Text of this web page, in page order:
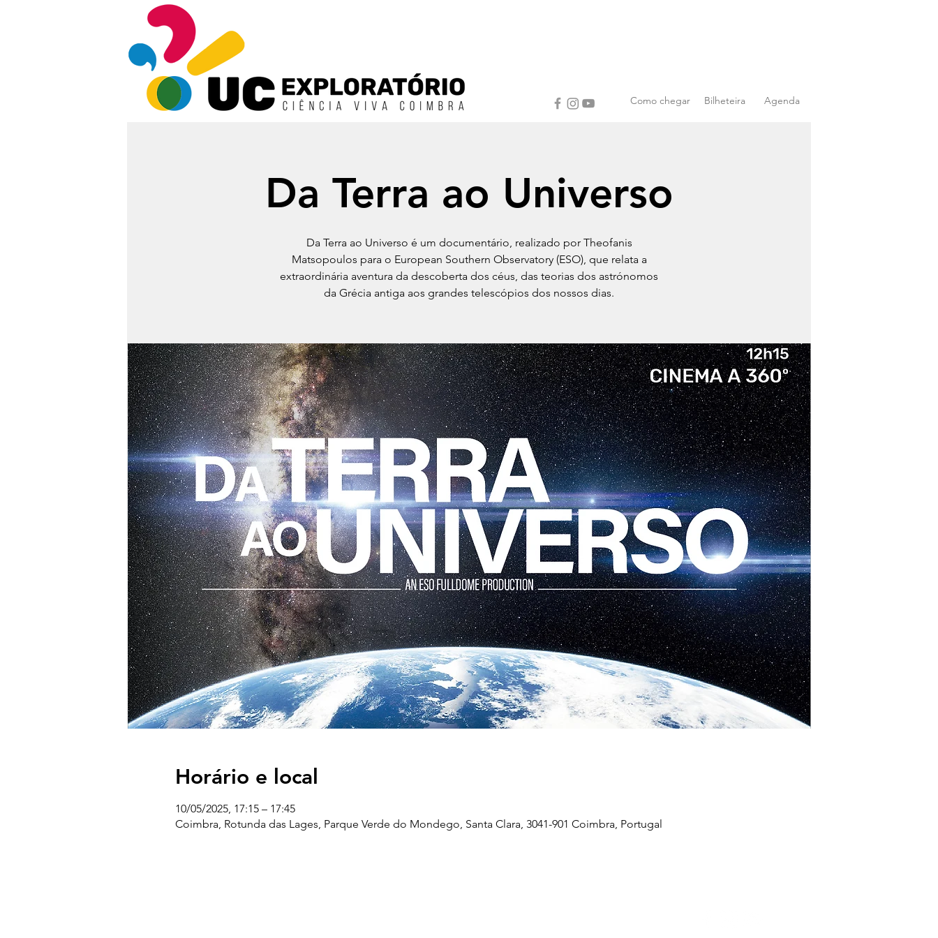
Como chegar Bilheteira Agenda
Da Terra ao Universo
Da Terra ao Universo é um documentário, realizado por Theofanis
Matsopoulos para o European Southern Observatory (ESO), que relata a
extraordinária aventura da descoberta dos céus, das teorias dos astrónomos
da Grécia antiga aos grandes telescópios dos nossos dias.
Horário e local
10/05/2025, 17:15 – 17:45
Coimbra, Rotunda das Lages, Parque Verde do Mondego, Santa Clara, 3041-901 Coimbra, Portugal